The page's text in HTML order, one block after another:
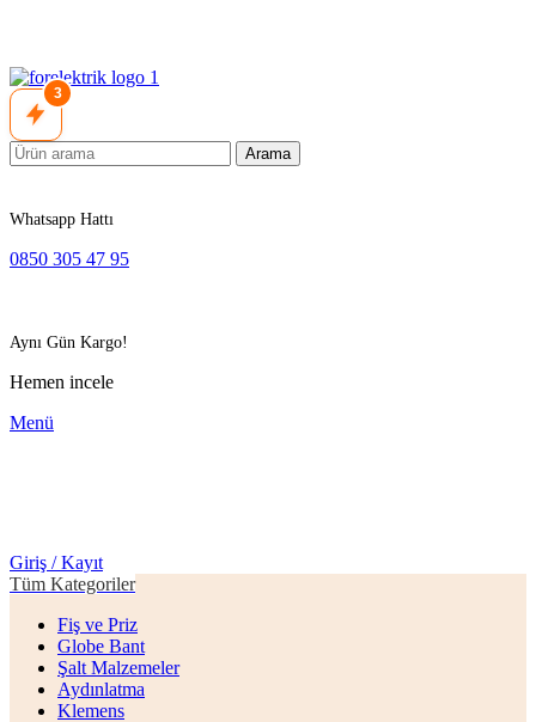
3
Arama
Whatsapp Hattı
0850 305 47 95
Aynı Gün Kargo!
Hemen incele
Menü
Giriş / Kayıt
Tüm Kategoriler
Fiş ve Priz
Globe Bant
Şalt Malzemeler
Aydınlatma
Klemens